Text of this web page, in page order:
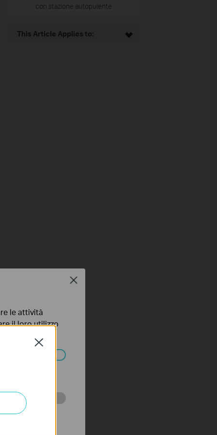
con stazione autopulente
This Article Applies to:
Close
le attività
il loro utilizzo
essere
di
Close